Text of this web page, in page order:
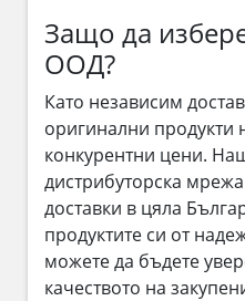
Защо да
ООД?
Като независим
оригинални продукти
конкурентни цени.
дистрибуторска
доставки в цяла
продуктите си от
можете да бъдете
качеството на